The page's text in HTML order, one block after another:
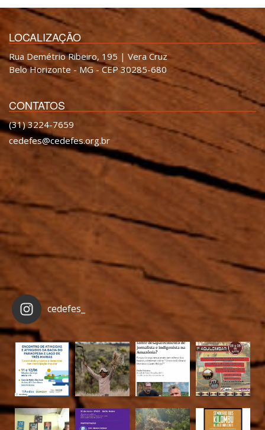
LOCALIZAÇÃO
Rua Demétrio Ribeiro, 195 | Vera Cruz
Belo Horizonte - MG - CEP 30285-680
CONTATOS
(31) 3224-7659
cedefes@cedefes.org.br
cedefes_